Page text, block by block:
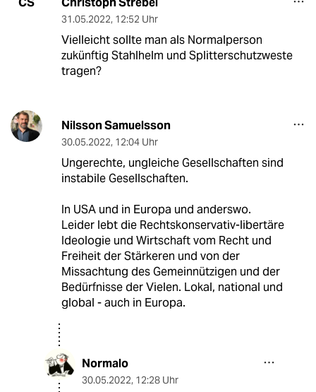
31.05.2022, 12:52 Uhr
Vielleicht sollte man als Normalperson
zukünftig Stahlhelm und Splitterschutzweste
tragen?
Nilsson Samuelsson
30.05.2022, 12:04 Uhr
Ungerechte, ungleiche Gesellschaften sind
instabile Gesellschaften.
In USA und in Europa und anderswo.
Leider lebt die Rechtskonservativ-libertäre
Ideologie und Wirtschaft vom Recht und
Freiheit der Stärkeren und von der
Missachtung des Gemeinnützigen und der
Bedürfnisse der Vielen. Lokal, national und
global - auch in Europa.
Normalo
30.05.2022, 12:28 Uhr